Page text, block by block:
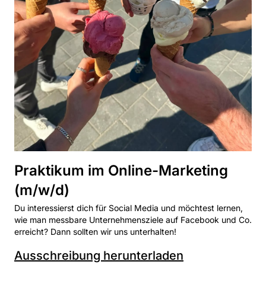
Praktikum im Online-Marketing
(m/w/d)
Du interessierst dich für Social Media und möchtest lernen,
wie man messbare Unternehmensziele auf Facebook und Co.
erreicht? Dann sollten wir uns unterhalten!
Ausschreibung herunterladen